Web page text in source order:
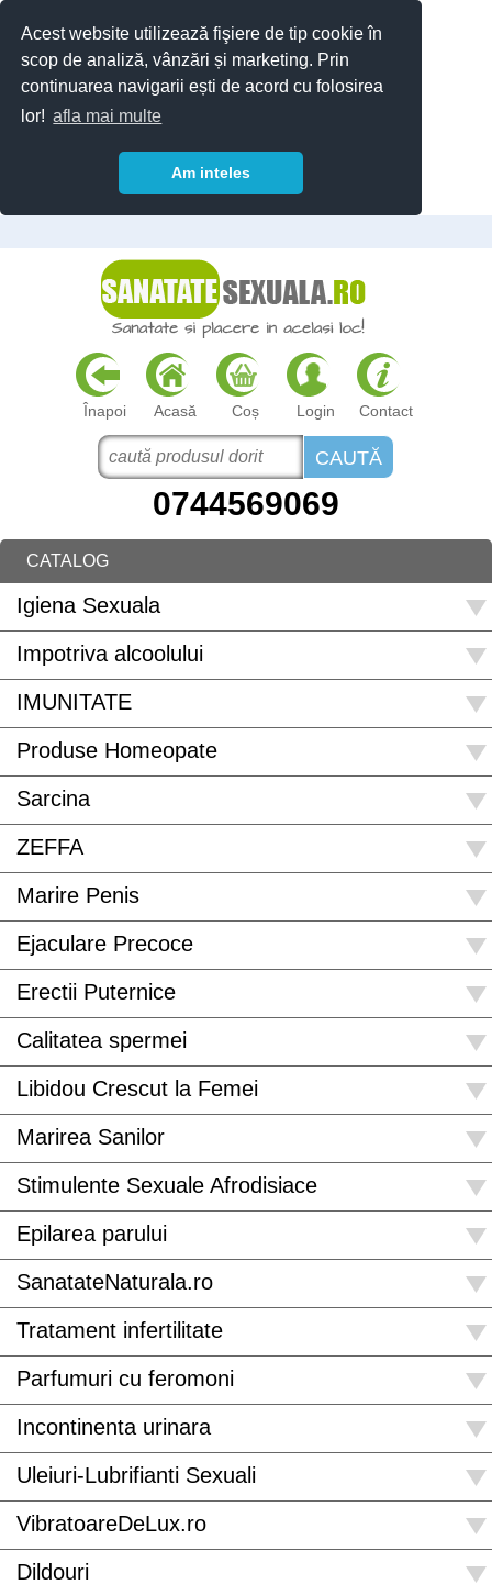
Acest website utilizează fişiere de tip cookie în
scop de analiză, vânzări și marketing. Prin
continuarea navigarii ești de acord cu folosirea
lor! afla mai multe
Am inteles
Înapoi Acasă Coș Login Contact
0744569069
CATALOG
Igiena Sexuala
Impotriva alcoolului
IMUNITATE
Produse Homeopate
Sarcina
ZEFFA
Marire Penis
Ejaculare Precoce
Erectii Puternice
Calitatea spermei
Libidou Crescut la Femei
Marirea Sanilor
Stimulente Sexuale Afrodisiace
Epilarea parului
SanatateNaturala.ro
Tratament infertilitate
Parfumuri cu feromoni
Incontinenta urinara
Uleiuri-Lubrifianti Sexuali
VibratoareDeLux.ro
Dildouri